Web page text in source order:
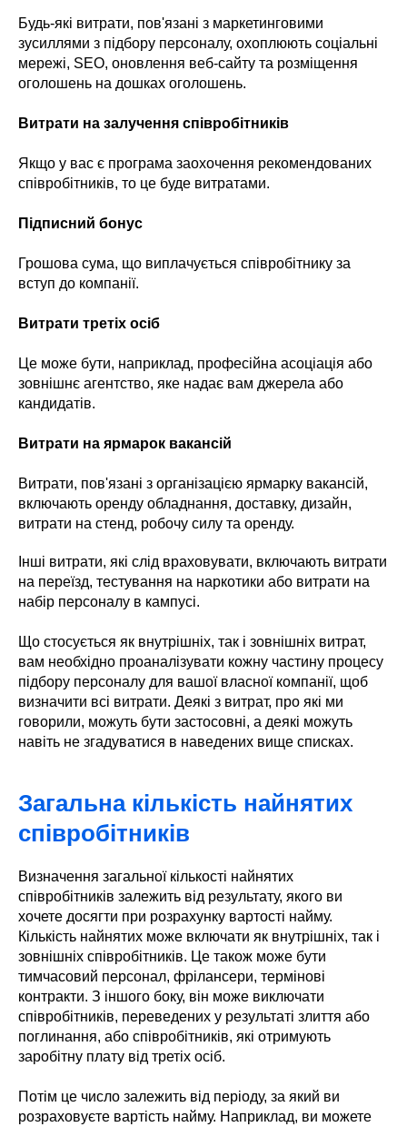
Будь-які витрати, пов'язані з маркетинговими
зусиллями з підбору персоналу, охоплюють соціальні
мережі, SEO, оновлення веб-сайту та розміщення
оголошень на дошках оголошень.
Витрати на залучення співробітників
Якщо у вас є програма заохочення рекомендованих
співробітників, то це буде витратами.
Підписний бонус
Грошова сума, що виплачується співробітнику за
вступ до компанії.
Витрати третіх осіб
Це може бути, наприклад, професійна асоціація або
зовнішнє агентство, яке надає вам джерела або
кандидатів.
Витрати на ярмарок вакансій
Витрати, пов'язані з організацією ярмарку вакансій,
включають оренду обладнання, доставку, дизайн,
витрати на стенд, робочу силу та оренду.
Інші витрати, які слід враховувати, включають витрати
на переїзд, тестування на наркотики або витрати на
набір персоналу в кампусі.
Що стосується як внутрішніх, так і зовнішніх витрат,
вам необхідно проаналізувати кожну частину процесу
підбору персоналу для вашої власної компанії, щоб
визначити всі витрати. Деякі з витрат, про які ми
говорили, можуть бути застосовні, а деякі можуть
навіть не згадуватися в наведених вище списках.
Загальна кількість найнятих
співробітників
Визначення загальної кількості найнятих
співробітників залежить від результату, якого ви
хочете досягти при розрахунку вартості найму.
Кількість найнятих може включати як внутрішніх, так і
зовнішніх співробітників. Це також може бути
тимчасовий персонал, фрілансери, термінові
контракти. З іншого боку, він може виключати
співробітників, переведених у результаті злиття або
поглинання, або співробітників, які отримують
заробітну плату від третіх осіб.
Потім це число залежить від періоду, за який ви
розраховуєте вартість найму. Наприклад, ви можете